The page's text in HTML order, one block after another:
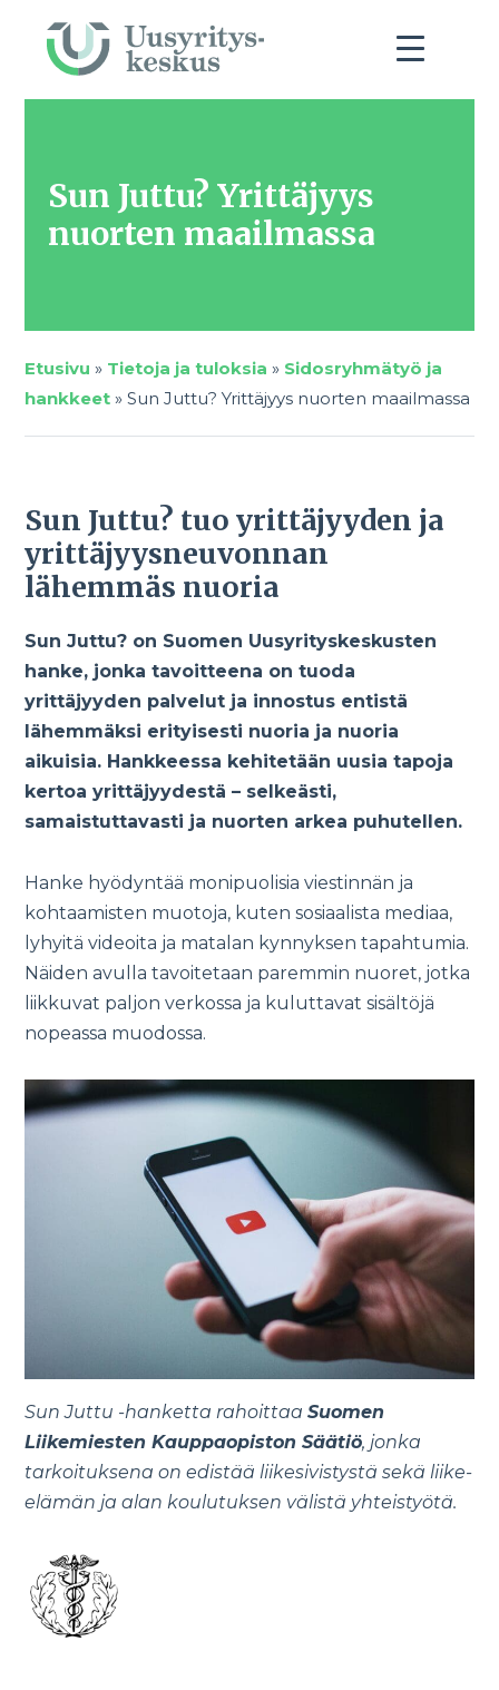
Sun Juttu? Yrittäjyys
nuorten maailmassa
Etusivu » Tietoja ja tuloksia » Sidosryhmätyö ja
hankkeet »Sun Juttu? Yrittäjyys nuorten maailmassa
Sun Juttu? tuo yrittäjyyden ja
yrittäjyysneuvonnan
lähemmäs nuoria
Sun Juttu? on Suomen Uusyrityskeskusten
hanke, jonka tavoitteena on tuoda
yrittäjyyden palvelut ja innostus entistä
lähemmäksi erityisesti nuoria ja nuoria
aikuisia. Hankkeessa kehitetään uusia tapoja
kertoa yrittäjyydestä – selkeästi,
samaistuttavasti ja nuorten arkea puhutellen.
Hanke hyödyntää monipuolisia viestinnän ja
kohtaamisten muotoja, kuten sosiaalista mediaa,
lyhyitä videoita ja matalan kynnyksen tapahtumia.
Näiden avulla tavoitetaan paremmin nuoret, jotka
liikkuvat paljon verkossa ja kuluttavat sisältöjä
nopeassa muodossa.
Sun Juttu -hanketta rahoittaaSuomen
Liikemiesten Kauppaopiston Säätiö, jonka
tarkoituksena on edistää liikesivistystä sekä liike-
elämän ja alan koulutuksen välistä yhteistyötä.